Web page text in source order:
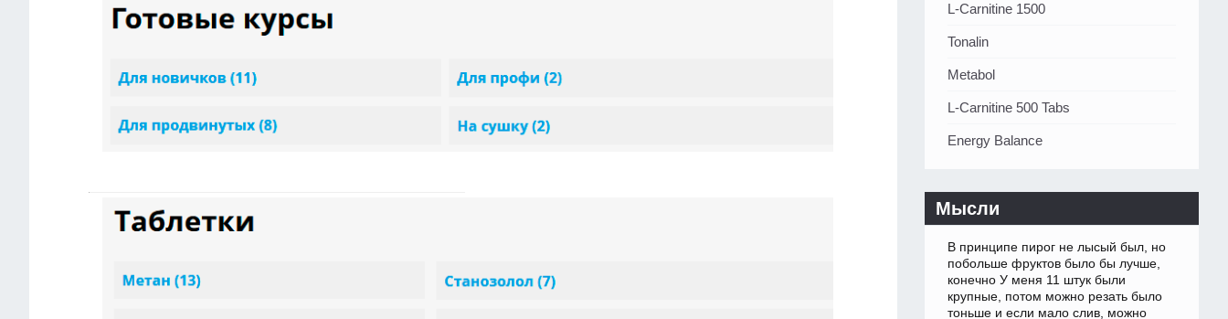
L-Carnitine 1500
Tonalin
Metabol
L-Carnitine 500 Tabs
Energy Balance
Мысли
В принципе пирог не лысый был, но
побольше фруктов было бы лучше,
конечно У меня 11 штук были
крупные, потом можно резать было
тоньше и если мало слив, можно